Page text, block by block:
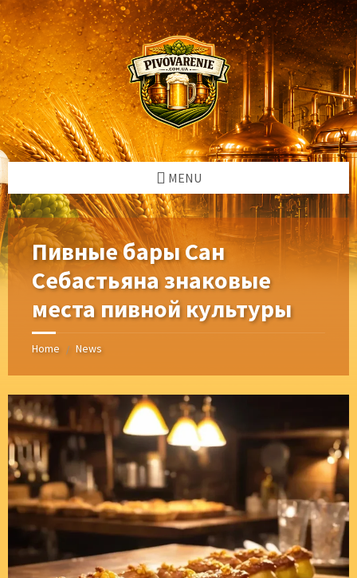
Skip
to
content
Skip
to
left
sidebar
Skip
to
right
sidebar
Skip
to
footer
MENU
Пивные бары Сан
Себастьяна знаковые
места пивной культуры
Home / News